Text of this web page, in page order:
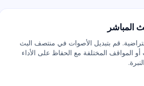
قم بتبديل الأصوات في منتصف البث
المختلفة مع الحفاظ على الأداء